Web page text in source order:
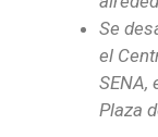
Se
el
SENA,
Plaza